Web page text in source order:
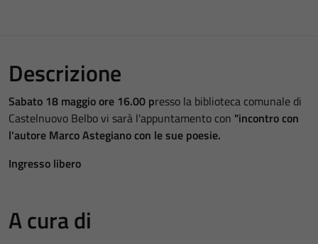
Descrizione
Sabato 18 maggio ore 16.00 presso la biblioteca comunale di
Castelnuovo Belbo vi sarà l'appuntamento con "incontro con
l'autore Marco Astegiano con le sue poesie.
Ingresso libero
A cura di